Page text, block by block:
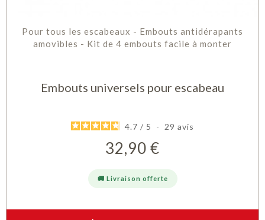
Pour tous les escabeaux - Embouts antidérapants
amovibles - Kit de 4 embouts facile à monter
Embouts universels pour escabeau
4.7 / 5 - 29 avis
Prix
32,90 €
🚚 Livraison offerte